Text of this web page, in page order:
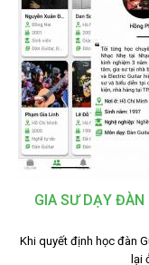
GIA SƯ DẠY ĐÀN
Khi quyết định học đàn
lại